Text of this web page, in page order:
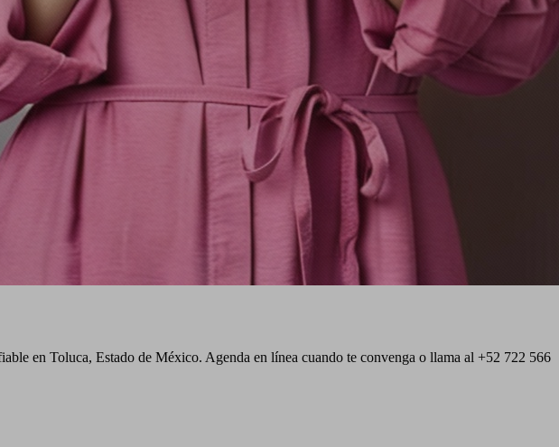
en Toluca, Estado de México. Agenda en línea cuando te convenga o llama al +52 722 566